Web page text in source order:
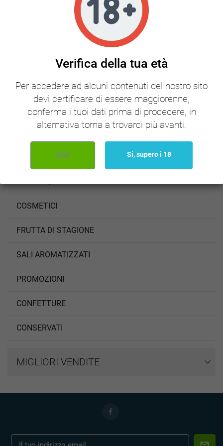
SUCCHI LIMPIDI
COSMETICI
FRUTTA DI STAGIONE
SALI AROMATIZZATI
PROMOZIONI
CONFETTURE
CONSERVATI
MIGLIORI VENDITE
Tasse incluse
Vendite, dalla più alta alla più bassa 
Verifica della tua età
Per accedere ad alcuni contenuti del nostro sito
devi certificare di essere maggiorenne,
conferma i tuoi dati prima di procedere, in
alternativa torna a trovarci più avanti.
Esci Si, supero i 18